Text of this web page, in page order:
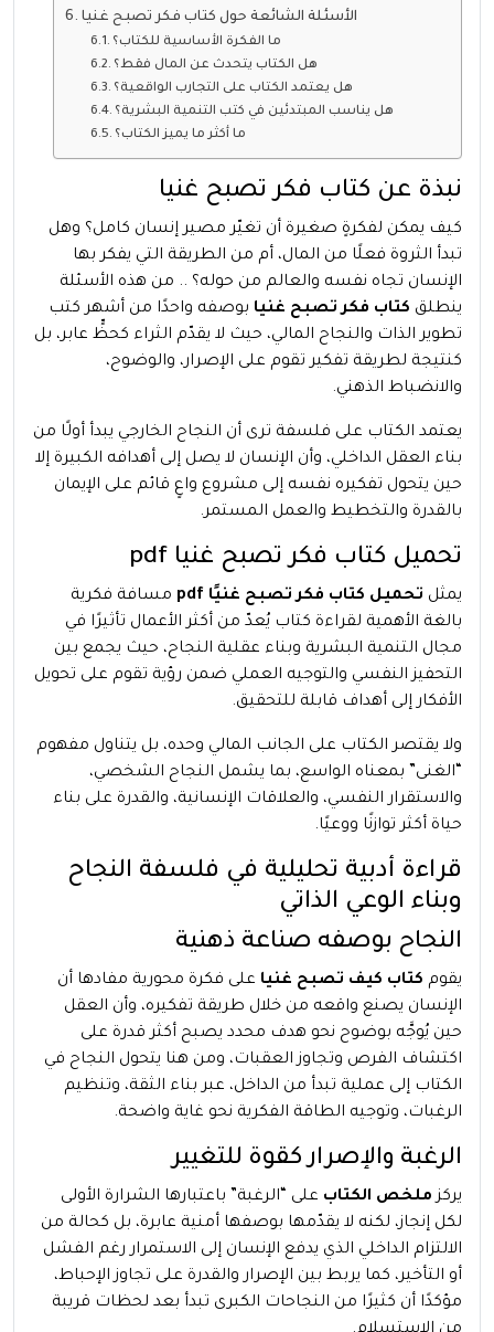
الأسئلة الشائعة حول كتاب فكر تصبح غنيا
ما الفكرة الأساسية للكتاب؟
هل الكتاب يتحدث عن المال فقط؟
هل يعتمد الكتاب على التجارب الواقعية؟
هل يناسب المبتدئين في كتب التنمية البشرية؟
ما أكثر ما يميز الكتاب؟
نبذة عن كتاب فكر تصبح غنيا
كيف يمكن لفكرةٍ صغيرة أن تغيّر مصير إنسان كامل؟ وهل
تبدأ الثروة فعلًا من المال، أم من الطريقة التي يفكر بها
الإنسان تجاه نفسه والعالم من حوله؟ .. من هذه الأسئلة
ينطلق كتاب فكر تصبح غنيا بوصفه واحدًا من أشهر كتب
تطوير الذات والنجاح المالي، حيث لا يقدّم الثراء كحظٍّ عابر، بل
كنتيجة لطريقة تفكير تقوم على الإصرار، والوضوح،
والانضباط الذهني.
يعتمد الكتاب على فلسفة ترى أن النجاح الخارجي يبدأ أولًا من
بناء العقل الداخلي، وأن الإنسان لا يصل إلى أهدافه الكبيرة إلا
حين يتحول تفكيره نفسه إلى مشروع واعٍ قائم على الإيمان
بالقدرة والتخطيط والعمل المستمر.
تحميل كتاب فكر تصبح غنيا pdf
يمثل تحميل كتاب فكر تصبح غنيًا pdf
مسافة فكرية
بالغة الأهمية لقراءة كتاب يُعدّ من أكثر الأعمال تأثيرًا في
مجال التنمية البشرية وبناء عقلية النجاح، حيث يجمع بين
التحفيز النفسي والتوجيه العملي ضمن رؤية تقوم على تحويل
الأفكار إلى أهداف قابلة للتحقيق.
ولا يقتصر الكتاب على الجانب المالي وحده، بل يتناول مفهوم
“الغنى” بمعناه الواسع، بما يشمل النجاح الشخصي،
والاستقرار النفسي، والعلاقات الإنسانية، والقدرة على بناء
حياة أكثر توازنًا ووعيًا.
قراءة أدبية تحليلية في فلسفة النجاح
وبناء الوعي الذاتي
النجاح بوصفه صناعة ذهنية
يقوم كتاب كيف تصبح غنيا على فكرة محورية مفادها أن
الإنسان يصنع واقعه من خلال طريقة تفكيره، وأن العقل
حين يُوجَّه بوضوح نحو هدف محدد يصبح أكثر قدرة على
اكتشاف الفرص وتجاوز العقبات، ومن هنا يتحول النجاح في
الكتاب إلى عملية تبدأ من الداخل، عبر بناء الثقة، وتنظيم
الرغبات، وتوجيه الطاقة الفكرية نحو غاية واضحة.
الرغبة والإصرار كقوة للتغيير
يركزملخص الكتاب على “الرغبة” باعتبارها الشرارة الأولى
لكل إنجاز، لكنه لا يقدّمها بوصفها أمنية عابرة، بل كحالة من
الالتزام الداخلي الذي يدفع الإنسان إلى الاستمرار رغم الفشل
أو التأخير، كما يربط بين الإصرار والقدرة على تجاوز الإحباط،
مؤكدًا أن كثيرًا من النجاحات الكبرى تبدأ بعد لحظات قريبة